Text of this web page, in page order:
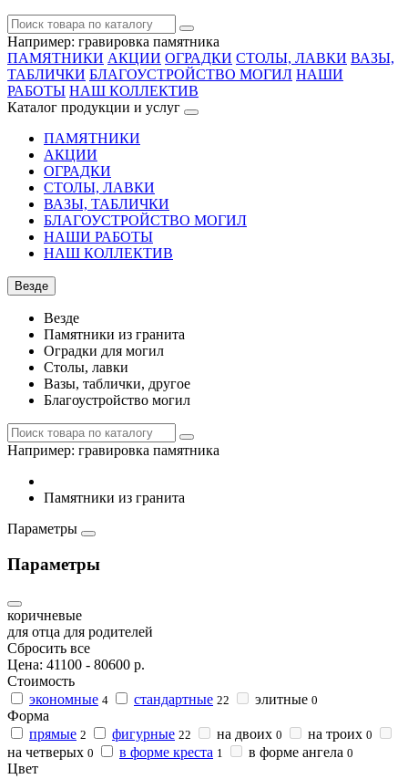
Например: гравировка памятника
ПАМЯТНИКИ АКЦИИ ОГРАДКИ СТОЛЫ, ЛАВКИ ВАЗЫ,
ТАБЛИЧКИ БЛАГОУСТРОЙСТВО МОГИЛ НАШИ
РАБОТЫ НАШ КОЛЛЕКТИВ
Каталог продукции и услуг
ПАМЯТНИКИ
АКЦИИ
ОГРАДКИ
СТОЛЫ, ЛАВКИ
ВАЗЫ, ТАБЛИЧКИ
БЛАГОУСТРОЙСТВО МОГИЛ
НАШИ РАБОТЫ
НАШ КОЛЛЕКТИВ
Везде
Везде
Памятники из гранита
Оградки для могил
Столы, лавки
Вазы, таблички, другое
Благоустройство могил
Например: гравировка памятника
Памятники из гранита
Параметры
Параметры
коричневые
для отца для родителей
Сбросить все
Цена: 41100 - 80600 р.
Стоимость
экономные 4 стандартные 22 элитные 0
Форма
прямые 2 фигурные 22 на двоих 0 на троих 0
на четверых 0 в форме креста 1 в форме ангела 0
Цвет